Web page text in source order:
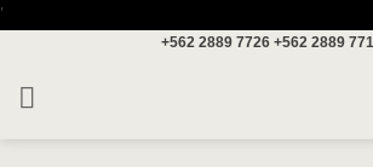
'
+562 2889 7726 +562 2889